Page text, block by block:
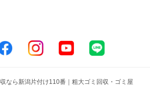
なら新潟片付け110番｜粗大ゴミ回収・ゴミ屋